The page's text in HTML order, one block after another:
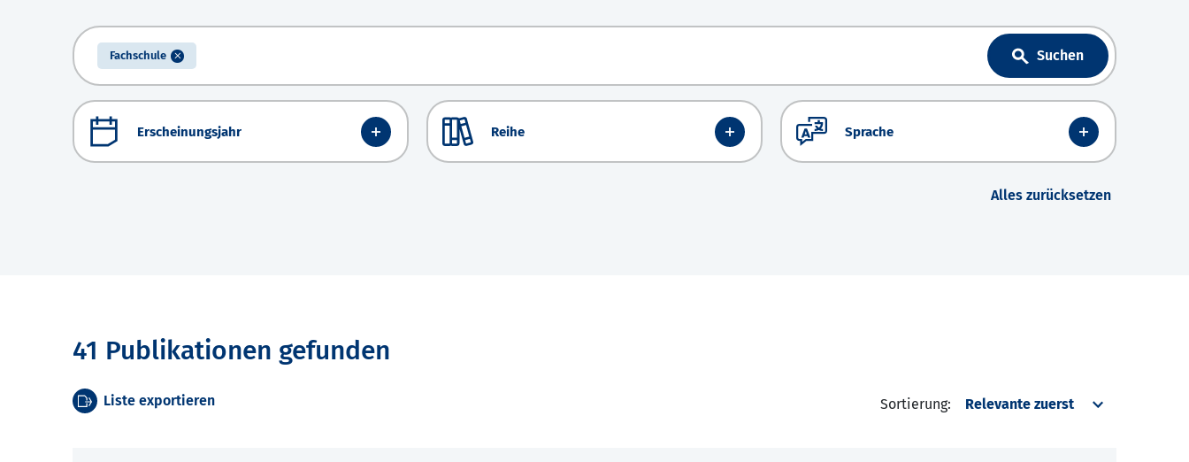
Fachschule Suchen
Erscheinungsjahr Reihe Sprache
Alles zurücksetzen
41 Publikationen gefunden
Liste exportieren Sortierung: